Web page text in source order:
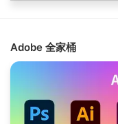
Adobe 全家桶